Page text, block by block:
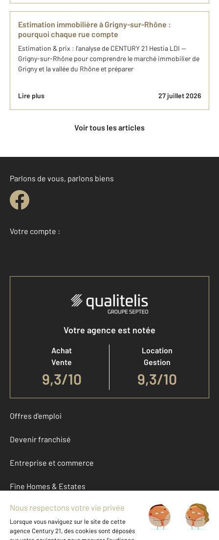
Estimation immobilière à Grigny-sur-Rhône :
pourquoi chaque rue compte
Estimation & prix : l'analyse de CENTURY 21 Hestia LDI —
Grigny-sur-Rhône pour comprendre le marché immobilier de
Grigny et la vallée du Rhône et préparer
Lire plus 27 juillet 2026
Voir tous les articles
Parlons de vous, parlons biens
Votre compte :
Accéder à mon compte
Votre agence est notée
Achat
Vente
9,3/10
Location
Gestion
9,3/10
Offres d'emploi
Devenir franchisé
Entreprise et commerce
Fine Homes & Estates
À propos
International